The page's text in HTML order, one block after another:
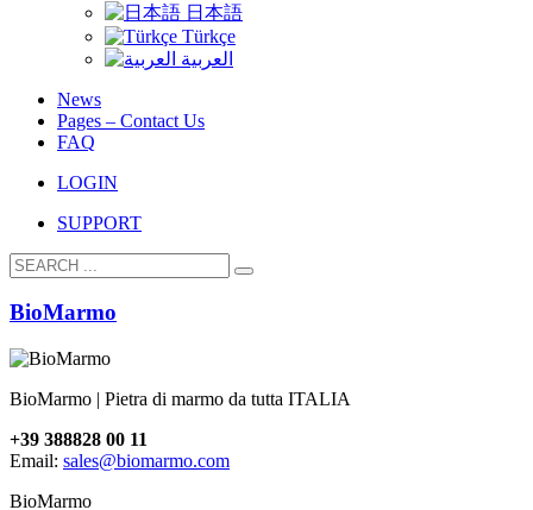
日本語
Türkçe
العربية
News
Pages – Contact Us
FAQ
LOGIN
SUPPORT
BioMarmo
BioMarmo | Pietra di marmo da tutta ITALIA
+39 388828 00 11
Email: sales@biomarmo.com
BioMarmo